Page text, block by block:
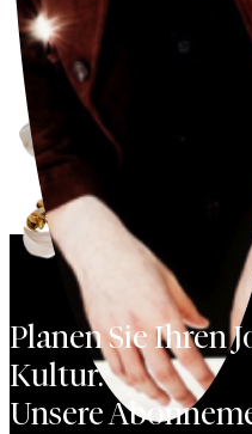
Planen Sie Ihren
Kultur.
Unsere